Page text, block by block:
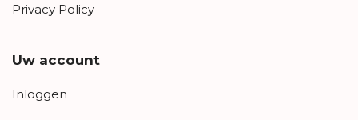
Privacy Policy
Uw account
Inloggen